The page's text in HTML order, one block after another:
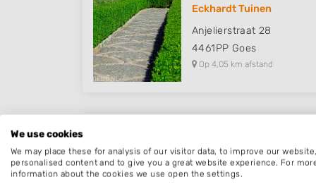
Eckhardt Tuinen
Anjelierstraat 28
4461PP Goes
Op 4,05 km afstand
van der Biltlaan 33
4421BB Kapelle
We use cookies
We may place these for analysis of our visitor data, to improve our
personalised content and to give you a great website experience. For
information about the cookies we use open the settings.